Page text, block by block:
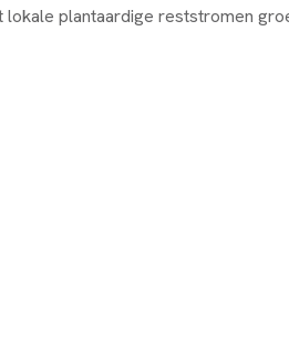
plantaardige reststromen